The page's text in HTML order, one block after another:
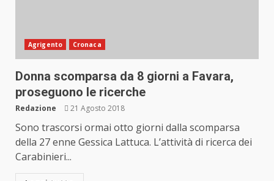
Agrigento Cronaca
Donna scomparsa da 8 giorni a Favara,
proseguono le ricerche
Redazione 21 Agosto 2018
Sono trascorsi ormai otto giorni dalla scomparsa
della 27 enne Gessica Lattuca. L’attività di ricerca dei
Carabinieri...